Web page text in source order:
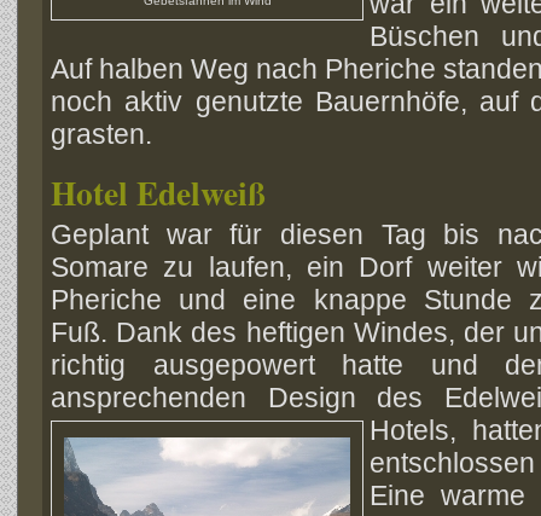
Büschen
Auf halben Weg nach Pheriche
noch aktiv genutzte Bauernhöfe, auf
grasten.
Hotel Edelweiß
Geplant war für diesen Tag bis
Somare zu laufen, ein Dorf weiter
Pheriche und eine knappe Stunde
Fuß. Dank des heftigen Windes, der
richtig ausgepowert hatte und
ansprechenden Design des
Hotels,
Eine